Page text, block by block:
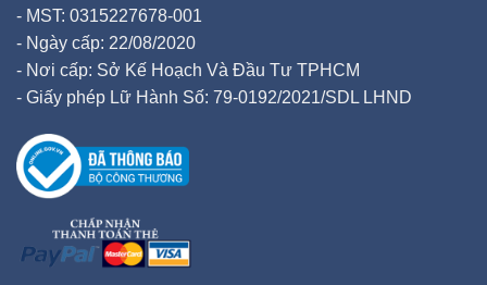
- MST: 0315227678-001
- Ngày cấp: 22/08/2020
- Nơi cấp: Sở Kế Hoạch Và Đầu Tư TPHCM
- Giấy phép Lữ Hành Số: 79-0192/2021/SDL LHND